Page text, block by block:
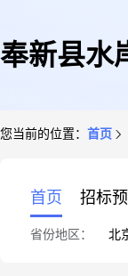
奉新县水
您当前的位置： 首页
首页 招标
省份地区： 北